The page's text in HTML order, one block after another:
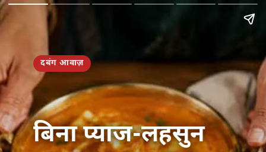
दबंग आवाज़
बिना प्याज-लहसुन